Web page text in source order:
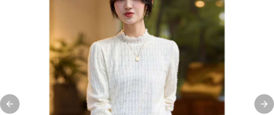
Previous slide